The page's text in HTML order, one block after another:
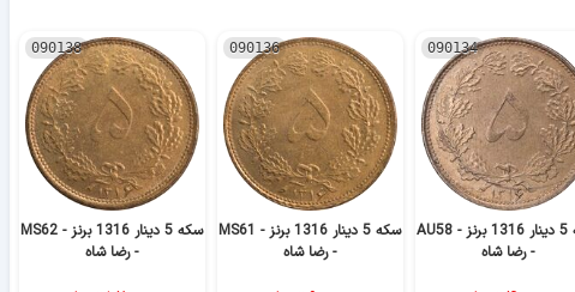
090134
سکه 5 دینار 1316 برنز - AU58
- رضا شاه
090136
سکه 5 دینار 1316 برنز - MS61
- رضا شاه
090138
سکه 5 دینار 1316 برنز - MS62
- رضا شاه